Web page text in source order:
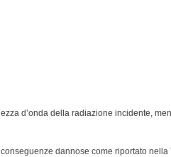
d’onda della radiazione incidente,
dannose come riportato